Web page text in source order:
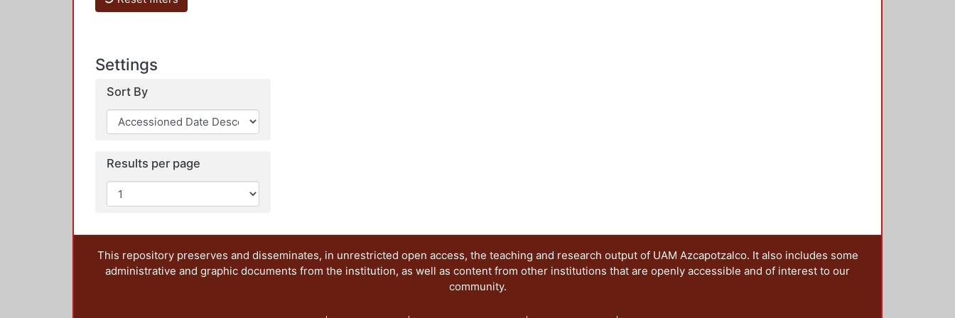
Settings
Sort By
Results per page
This repository preserves and disseminates, in unrestricted open access, the teaching and research output of UAM Azcapotzalco. It also includes some
administrative and graphic documents from the institution, as well as content from other institutions that are openly accessible and of interest to our
community.